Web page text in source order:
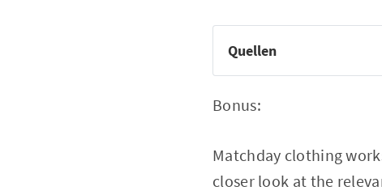
Quellen
Bonus:
Matchday clothing
closer look at the